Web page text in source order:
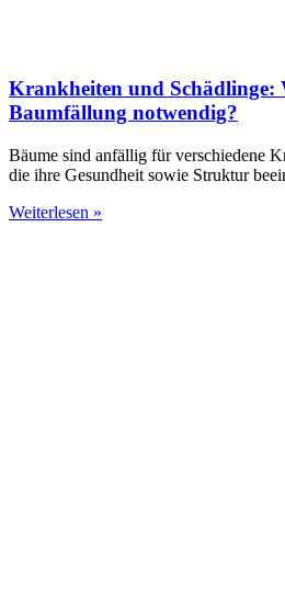
Krankheiten und Schädlinge:
Baumfällung notwendig?
Bäume sind anfällig für verschiedene
die ihre Gesundheit sowie Struktur
Weiterlesen »